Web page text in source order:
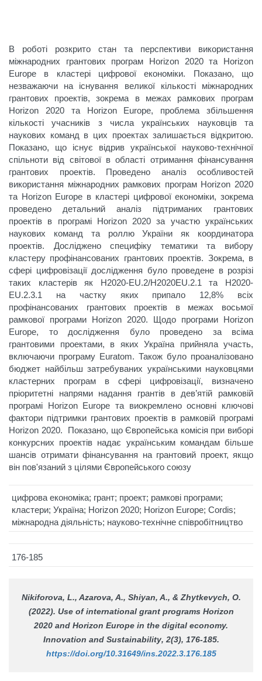
В роботі розкрито стан та перспективи використання
міжнародних грантових програм Horizon 2020 та Horizon
Europe в кластері цифрової економіки. Показано, що
незважаючи на існування великої кількості міжнародних
грантових проектів, зокрема в межах рамкових програм
Horizon 2020 та Horizon Europe, проблема збільшення
кількості учасників з числа українських науковців та
наукових команд в цих проектах залишається відкритою.
Показано, що існує відрив української науково-технічної
спільноти від світової в області отримання фінансування
грантових проектів. Проведено аналіз особливостей
використання міжнародних рамкових програм Horizon 2020
та Horizon Europe в кластері цифрової економіки, зокрема
проведено детальний аналіз підтриманих грантових
проектів в програмі Horizon 2020 за участю українських
наукових команд та роллю України як координатора
проектів. Досліджено специфіку тематики та вибору
кластеру профінансованих грантових проектів. Зокрема, в
сфері цифровізації дослідження було проведене в розрізі
таких кластерів як H2020-EU.2/H2020EU.2.1 та H2020-
EU.2.3.1 на частку яких припало 12,8% всіх
профінансованих грантових проектів в межах восьмої
рамкової програми Horizon 2020. Щодо програми Horizon
Europe, то дослідження було проведено за всіма
грантовими проектами, в яких Україна прийняла участь,
включаючи програму Euratom. Також було проаналізовано
бюджет найбільш затребуваних українськими науковцями
кластерних програм в сфері цифровізації, визначено
пріоритетні напрями надання грантів в дев’ятій рамковій
програмі Horizon Europe та виокремлено основні ключові
фактори підтримки грантових проектів в рамковій програмі
Horizon 2020. Показано, що Європейська комісія при виборі
конкурсних проектів надає українським командам більше
шансів отримати фінансування на грантовий проект, якщо
він пов'язаний з цілями Європейського союзу
цифрова економіка; грант; проект; рамкові програми;
кластери; Україна; Horizon 2020; Horizon Europe; Cordis;
міжнародна діяльність; науково-технічне співробітництво
176-185
Nikiforova, L., Azarova, A., Shiyan, A., & Zhytkevych, O.
(2022). Use of international grant programs Horizon
2020 and Horizon Europe in the digital economy.
Innovation and Sustainability, 2(3), 176-185.
https://doi.org/10.31649/ins.2022.3.176.185